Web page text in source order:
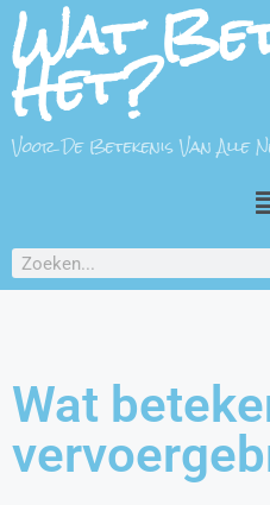
Wat
Het?
Voor De Betekenis Van Alle
Wat